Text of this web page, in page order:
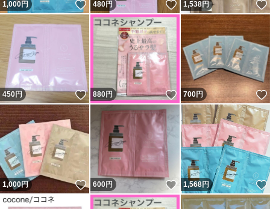
1,000円 いいね！
480円 いいね！
1,538円
450円 いいね！
880円 いいね！
700円
1,000円 いいね！
600円 いいね！
1,568円